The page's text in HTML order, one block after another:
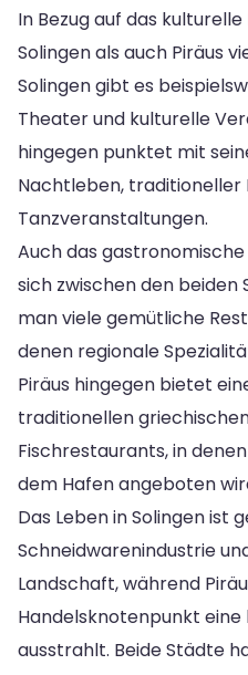
In Bezug auf das
Solingen als auch Piräus
Solingen gibt es
Theater und kulturelle
hingegen punktet mit
Nachtleben, traditioneller
Tanzveranstaltungen.
Auch das
sich zwischen den beiden
man viele gemütliche
denen regionale
Piräus hingegen bietet
traditionellen
Fischrestaurants, in
dem Hafen angeboten
Das Leben in Solingen ist
Schneidwarenindustrie
Landschaft, während
Handelsknotenpunkt
ausstrahlt. Beide Städte